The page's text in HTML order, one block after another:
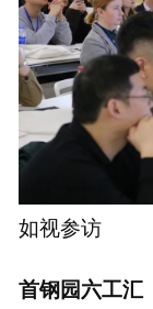
如视参访
首钢园六工汇